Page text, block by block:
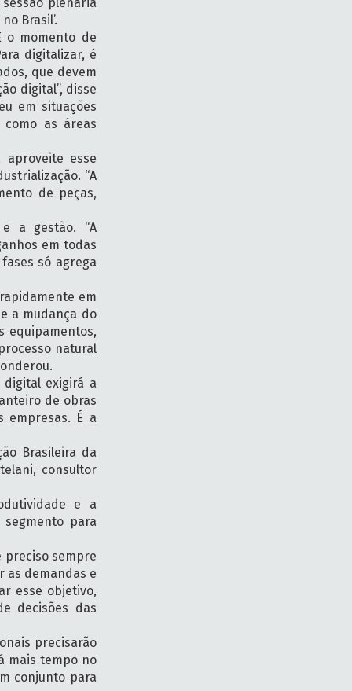
Brasil’.
o momento de
digitalizar, é
que devem
digital”, disse
em situações
as áreas
esse
“A
de peças,
a gestão. “A
em todas
só agrega
em
a mudança do
equipamentos,
natural
digital exigirá a
de obras
empresas. É a
Brasileira da
consultor
e a
para
preciso sempre
as demandas e
esse objetivo,
decisões das
precisarão
mais tempo no
conjunto para